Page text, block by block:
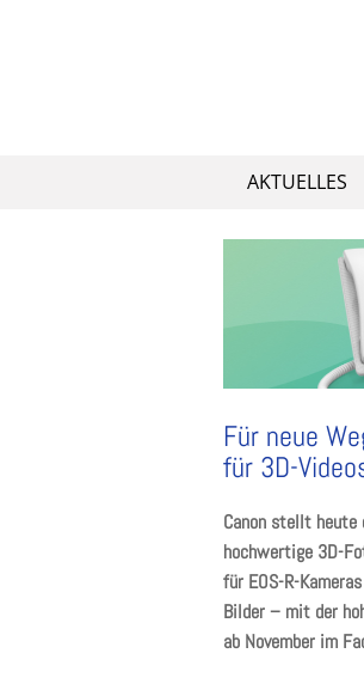
AKTUELLES
Für neue
für 3D-
Canon stellt heute
hochwertige 3D-
für EOS-R-
Bilder – mit der
ab November im